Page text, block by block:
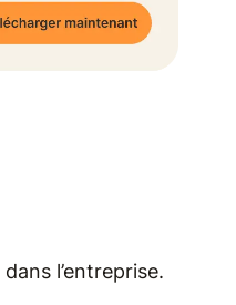
l’entreprise.